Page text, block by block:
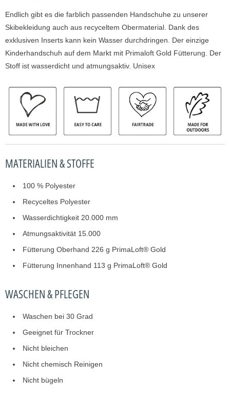
Endlich gibt es die farblich passenden Handschuhe zu unserer
Skibekleidung auch aus recyceltem Obermaterial. Dank des
exklusiven Inserts kann kein Wasser durchdringen. Der einzige
Kinderhandschuh auf dem Markt mit Primaloft Gold Fütterung. Der
Stoff ist wasserdicht und atmungsaktiv. Unisex
MATERIALIEN & STOFFE
100 % Polyester
Recyceltes Polyester
Wasserdichtigkeit 20.000 mm
Atmungsaktivität 15.000
Fütterung Oberhand 226 g PrimaLoft® Gold
Fütterung Innenhand 113 g PrimaLoft® Gold
WASCHEN & PFLEGEN
Waschen bei 30 Grad
Geeignet für Trockner
Nicht bleichen
Nicht chemisch Reinigen
Nicht bügeln